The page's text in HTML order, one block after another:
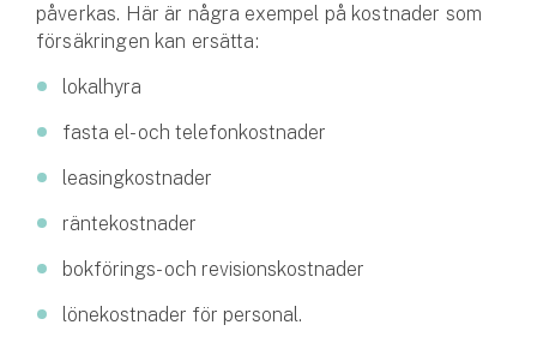
Hundförsäkring
Jakthundsförsäkring
Kattförsäkring
Hem & hus
påverkas. Här är några exempel på kostnader som
försäkringen kan ersätta:
lokalhyra
fasta el- och telefonkostnader
leasingkostnader
räntekostnader
bokförings- och revisionskostnader
lönekostnader för personal.